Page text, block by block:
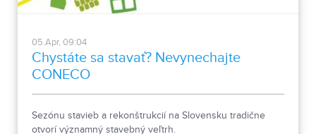
05.Apr, 09:04
Chystáte sa stavať? Nevynechajte
CONECO
Sezónu stavieb a rekonštrukcií na Slovensku tradične
otvorí významný stavebný veľtrh.